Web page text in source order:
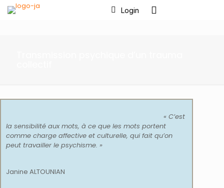
Login
« C’est
la sensibilité aux mots, à ce que les mots portent
comme charge affective et culturelle, qui fait qu’on
peut travailler le psychisme. »
Janine ALTOUNIAN